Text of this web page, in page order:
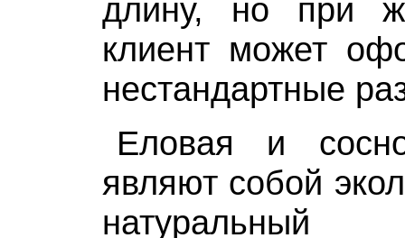
длину, но при
клиент может
нестандартные
Еловая и
являют собой